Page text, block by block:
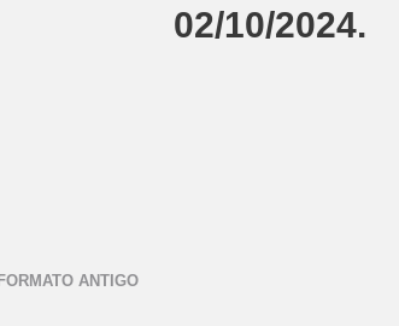
02/10/2024.
ANTIGO